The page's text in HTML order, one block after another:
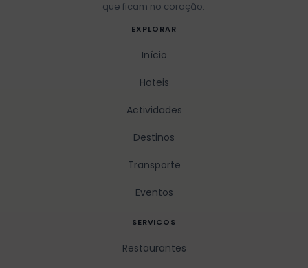
que ficam no coração.
EXPLORAR
Início
Hoteis
Actividades
Destinos
Transporte
Eventos
SERVICOS
Restaurantes